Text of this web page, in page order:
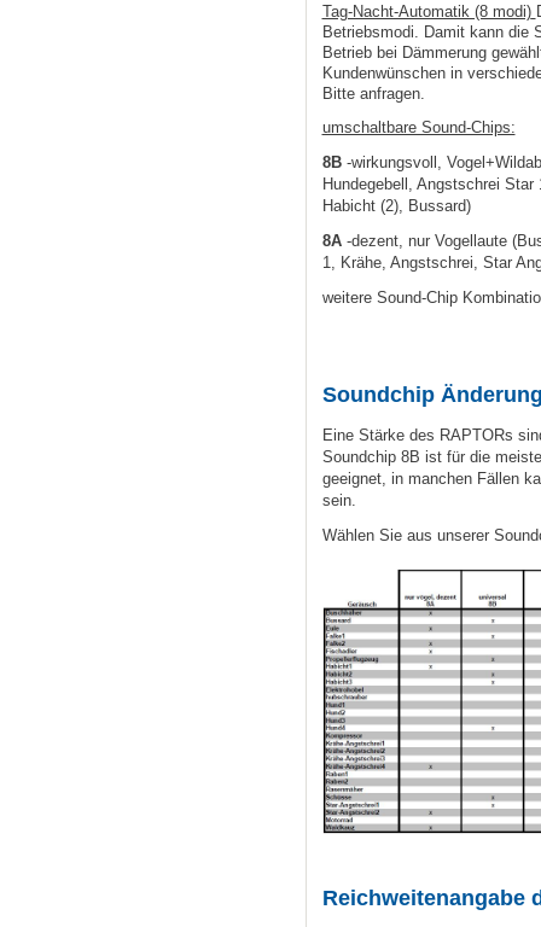
Tag-Nacht-Automatik (8 modi)
Betriebsmodi. Damit kann die
Betrieb bei Dämmerung
Kundenwünschen in
Bitte anfragen.
umschaltbare Sound-Chips:
8B-wirkungsvoll,
Hundegebell, Angstschrei Star
Habicht (2), Bussard)
8A-dezent, nur Vogellaute (
1,
Krähe, Angstschrei, Star
weitere Sound-Chip
Soundchip
Eine Stärke des RAPTORs
Soundchip 8B ist für die
geeignet, in manchen Fällen
sein.
Wählen Sie aus unserer
Reichweitenangabe